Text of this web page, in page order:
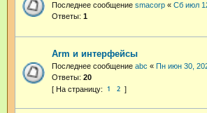
Последнее сообщение smacorp « Сб июл
Ответы: 1
Arm и интерфейсы
Последнее сообщение abc « Пн июн 30,
Ответы: 20
1 2